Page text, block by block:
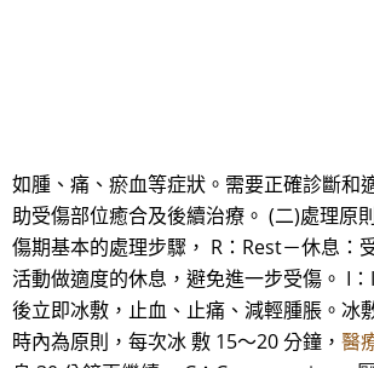
如腫、痛、瘀血等症狀。需要正確診斷和
助受傷部位癒合及後續治療。 (二)處理原
傷期基本的處理步驟， R：Rest－休息：
活動做適度的休息，避免進一步受傷。 I
後立即冰敷，止血、止痛、減輕腫脹。冰
時內為原則，每次冰 敷 15～20 分鐘， 醫